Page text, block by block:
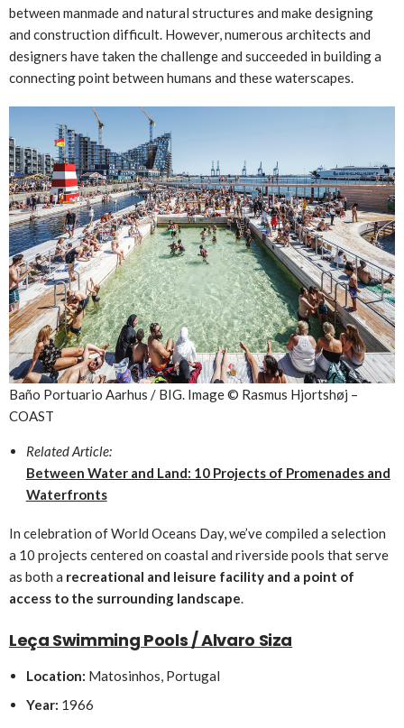
between manmade and natural structures and make designing
and construction difficult. However, numerous architects and
designers have taken the challenge and succeeded in building a
connecting point between humans and these waterscapes.
Baño Portuario Aarhus / BIG. Image © Rasmus Hjortshøj –
COAST
Related Article:
Between Water and Land: 10 Projects of Promenades and
Waterfronts
In celebration of World Oceans Day, we’ve compiled a selection
a 10 projects centered on coastal and riverside pools that serve
as both a recreational and leisure facility and a point of
access to the surrounding landscape.
Leça Swimming Pools / Alvaro Siza
Location: Matosinhos, Portugal
Year: 1966